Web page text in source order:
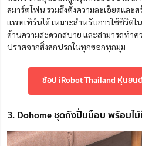
สมาร์ตโฟน รวมถึงตั้งความละเอียดและ
แพทเทิร์นได้ เหมาะสำหรับการใช้ชีวิต
ด้านความสะดวกสบาย และสามารถทำ
ปราศจากสิ่งสกปรกในทุกซอกทุกมุม
ช้อป iRobot Thailand หุ่นย
3. Dohome ชุดถังปั่นม็อบ พร้อมไ